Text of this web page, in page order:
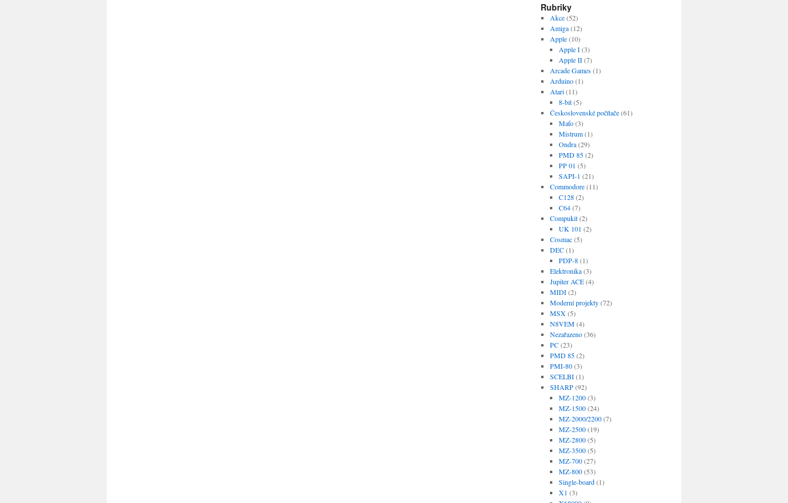
Rubriky
Akce(52)
Amiga(12)
Apple(10)
Apple I(3)
Apple II(7)
Arcade Games(1)
Arduino(1)
Atari(11)
8-bit(5)
Československé počítače(61)
Maťo(3)
Mistrum(1)
Ondra(29)
PMD 85(2)
PP 01 (5)
SAPI-1 (21)
Commodore(11)
C128(2)
C64(7)
Compukit(2)
UK 101 (2)
Cosmac(5)
DEC(1)
PDP-8(1)
Elektronika(3)
Jupiter ACE(4)
MIDI(2)
Moderní projekty(72)
MSX(5)
N8VEM(4)
Nezařazeno(36)
PC(23)
PMD 85(2)
PMI-80(3)
SCELBI(1)
SHARP(92)
MZ-1200(3)
MZ-1500(24)
MZ-2000/2200(7)
MZ-2500(19)
MZ-2800(5)
MZ-3500(5)
MZ-700(27)
MZ-800(53)
Single-board(1)
X1 (3)